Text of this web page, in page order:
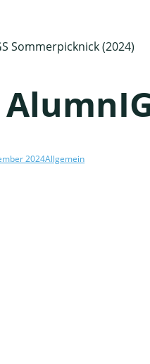
Sommerpicknick (2024)
2024Allgemein